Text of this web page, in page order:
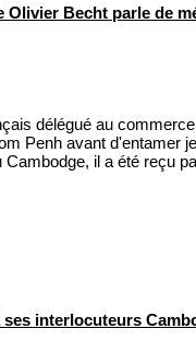
Becht parle de
délégué au
Penh avant d'entamer
Cambodge, il a été reçu
ses interlocuteurs